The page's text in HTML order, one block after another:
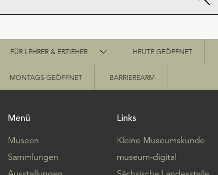
Schnellzugriff
FÜR LEHRER & ERZIEHER HEUTE GEÖFFNET
MONTAGS GEÖFFNET BARRIEREARM
Menü
Museen
Sammlungen
Links
Kleine Museumskunde
museum-digital